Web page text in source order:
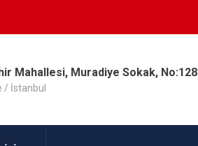
Mahallesi, Muradiye Sokak, No:128
/ İstanbul